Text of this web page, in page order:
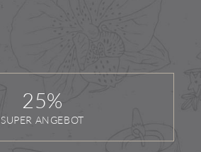
25%
SUPER ANGEBOT